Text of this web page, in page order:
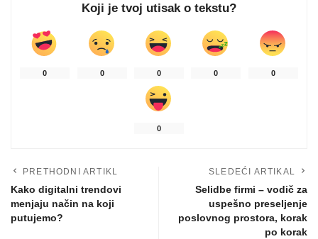
Koji je tvoj utisak o tekstu?
0 0 0 0 0
0
PRETHODNI ARTIKL
Kako digitalni trendovi
menjaju način na koji
putujemo?
SLEDEĆI ARTIKAL
Selidbe firmi – vodič za
uspešno preseljenje
poslovnog prostora, korak
po korak